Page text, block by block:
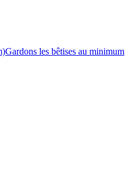
Gardons les bêtises au minimum